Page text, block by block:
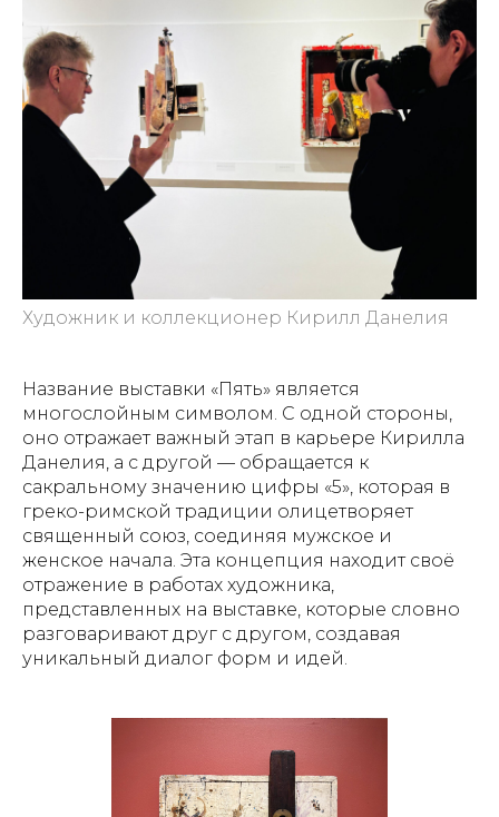
Художник и коллекционер Кирилл Данелия
Название выставки «Пять» является
многослойным символом. С одной стороны,
оно отражает важный этап в карьере Кирилла
Данелия, а с другой — обращается к
сакральному значению цифры «5», которая в
греко-римской традиции олицетворяет
священный союз, соединяя мужское и
женское начала. Эта концепция находит своё
отражение в работах художника,
представленных на выставке, которые словно
разговаривают друг с другом, создавая
уникальный диалог форм и идей.